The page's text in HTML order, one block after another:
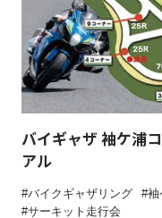
バイギャザ 袖ケ浦
アル
バイクギャザリング
袖
サーキット走行会